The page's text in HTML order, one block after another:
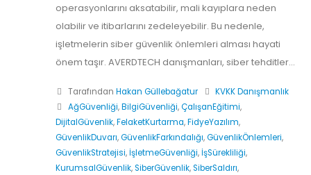
operasyonlarını aksatabilir, mali kayıplara neden
olabilir ve itibarlarını zedeleyebilir. Bu nedenle,
işletmelerin siber güvenlik önlemleri alması hayati
önem taşır. AVERDTECH danışmanları, siber tehditler...
Tarafından Hakan Güllebağatur
KVKK Danışmanlık
AğGüvenliği,BilgiGüvenliği,ÇalışanEğitimi,
DijitalGüvenlik,FelaketKurtarma,FidyeYazılım,
GüvenlikDuvarı,GüvenlikFarkındalığı,GüvenlikÖnlemleri,
GüvenlikStratejisi,İşletmeGüvenliği,İşSürekliliği,
KurumsalGüvenlik,SiberGüvenlik,SiberSaldırı,